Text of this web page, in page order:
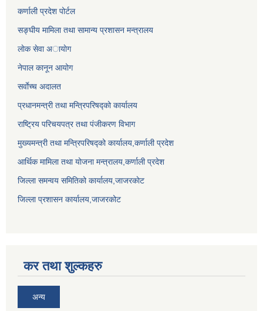
कर्णाली प्रदेश पोर्टल
सङ्घीय मामिला तथा सामान्य प्रशासन मन्त्रालय
लाेक सेवा अायाेग
नेपाल कानून आयोग
सर्वाेच्च अदालत
प्रधानमन्त्री तथा मन्त्रिपरिषद्को कार्यालय
राष्ट्रिय परिचयपत्र तथा पंजीकरण विभाग
मुख्यमन्त्री तथा मन्त्रिपरिषद्को कार्यालय,कर्णाली प्रदेश
आर्थिक मामिला तथा योजना मन्त्रालय,कर्णाली प्रदेश
जिल्ला समन्वय समितिको कार्यालय,जाजरकाेट
जिल्ला प्रशासन कार्यालय,जाजरकोट
कर तथा शुल्कहरु
अन्य